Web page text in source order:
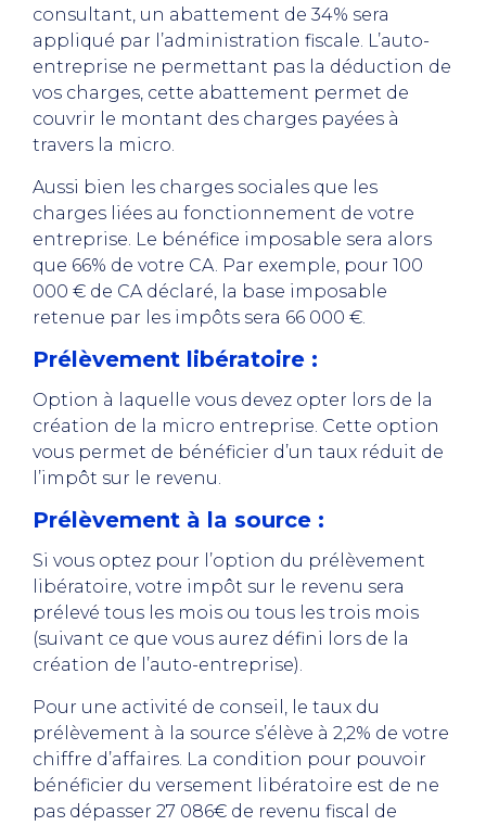
consultant, un abattement de 34% sera
appliqué par l’administration fiscale. L’auto-
entreprise ne permettant pas la déduction de
vos charges, cette abattement permet de
couvrir le montant des charges payées à
travers la micro.
Aussi bien les charges sociales que les
charges liées au fonctionnement de votre
entreprise. Le bénéfice imposable sera alors
que 66% de votre CA. Par exemple, pour 100
000 € de CA déclaré, la base imposable
retenue par les impôts sera 66 000 €.
Prélèvement libératoire :
Option à laquelle vous devez opter lors de la
création de la micro entreprise. Cette option
vous permet de bénéficier d’un taux réduit de
l’impôt sur le revenu.
Prélèvement à la source :
Si vous optez pour l’option du prélèvement
libératoire, votre impôt sur le revenu sera
prélevé tous les mois ou tous les trois mois
(suivant ce que vous aurez défini lors de la
création de l’auto-entreprise).
Pour une activité de conseil, le taux du
prélèvement à la source s’élève à 2,2% de votre
chiffre d’affaires. La condition pour pouvoir
bénéficier du versement libératoire est de ne
pas dépasser 27 086€ de revenu fiscal de